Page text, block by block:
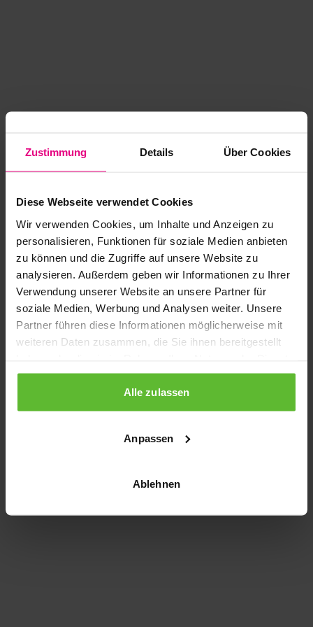
Zustimmung Details Über Cookies
Diese Webseite verwendet Cookies
Wir verwenden Cookies, um Inhalte und Anzeigen zu
personalisieren, Funktionen für soziale Medien anbieten
zu können und die Zugriffe auf unsere Website zu
analysieren. Außerdem geben wir Informationen zu Ihrer
Verwendung unserer Website an unsere Partner für
soziale Medien, Werbung und Analysen weiter. Unsere
Partner führen diese Informationen möglicherweise mit
weiteren Daten zusammen, die Sie ihnen bereitgestellt
gesammelt haben.
Alle zulassen
Anpassen
Ablehnen
Application error: a client-side exception has occurred
loading www.kurzwego.de (see the browser console for more
information).